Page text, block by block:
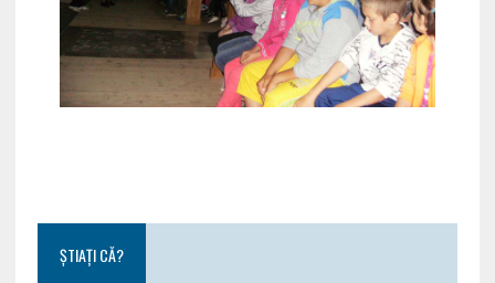
ȘTIAȚI CĂ?